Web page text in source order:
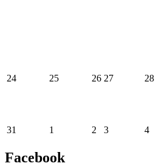
24 25 26 27 28
31 1 2 3 4
Facebook